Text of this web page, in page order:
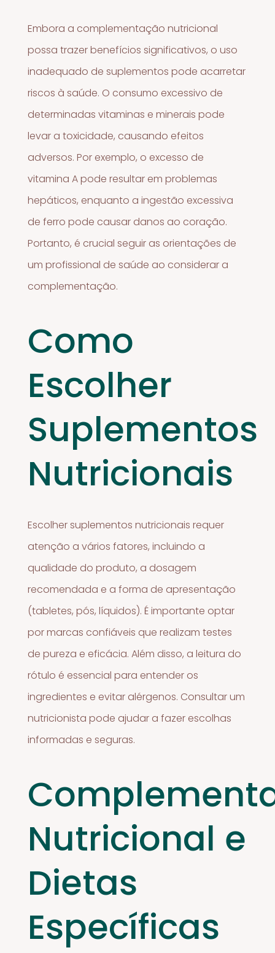
Embora a complementação nutricional
possa trazer benefícios significativos, o uso
inadequado de suplementos pode acarretar
riscos à saúde. O consumo excessivo de
determinadas vitaminas e minerais pode
levar a toxicidade, causando efeitos
adversos. Por exemplo, o excesso de
vitamina A pode resultar em problemas
hepáticos, enquanto a ingestão excessiva
de ferro pode causar danos ao coração.
Portanto, é crucial seguir as orientações de
um profissional de saúde ao considerar a
complementação.
Como
Escolher
Suplementos
Nutricionais
Escolher suplementos nutricionais requer
atenção a vários fatores, incluindo a
qualidade do produto, a dosagem
recomendada e a forma de apresentação
(tabletes, pós, líquidos). É importante optar
por marcas confiáveis que realizam testes
de pureza e eficácia. Além disso, a leitura do
rótulo é essencial para entender os
ingredientes e evitar alérgenos. Consultar um
nutricionista pode ajudar a fazer escolhas
informadas e seguras.
Nutricional e
Dietas
Específicas